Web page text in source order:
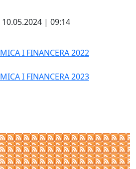
| 09:14
I FINANCERA 2022
I FINANCERA 2023